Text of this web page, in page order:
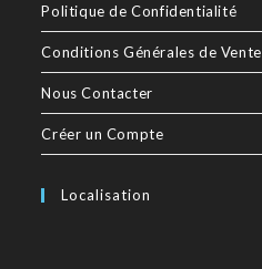
Politique de Confidentialité
Conditions Générales de Vente
Nous Contacter
Créer un Compte
Localisation